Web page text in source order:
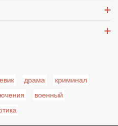
драма
криминал
военный